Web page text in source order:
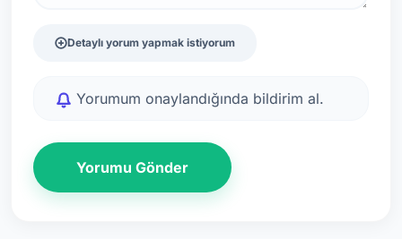
Detaylı yorum yapmak istiyorum
Yorumum onaylandığında bildirim al.
Yorumu Gönder